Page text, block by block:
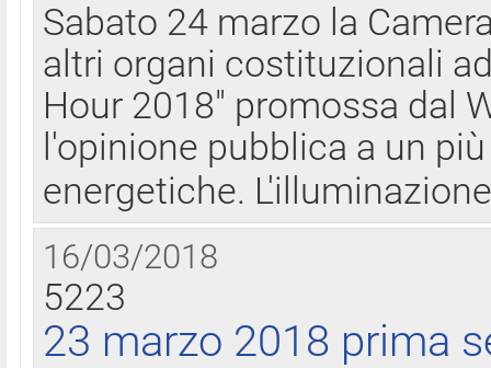
Sabato 24 marzo la
altri organi costituzionali
Hour 2018" promossa dal
l'opinione pubblica a un
energetiche.
16/03/2018
5223
23 marzo 2018 prima